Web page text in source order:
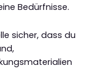
Bedürfnisse.
sicher, dass du